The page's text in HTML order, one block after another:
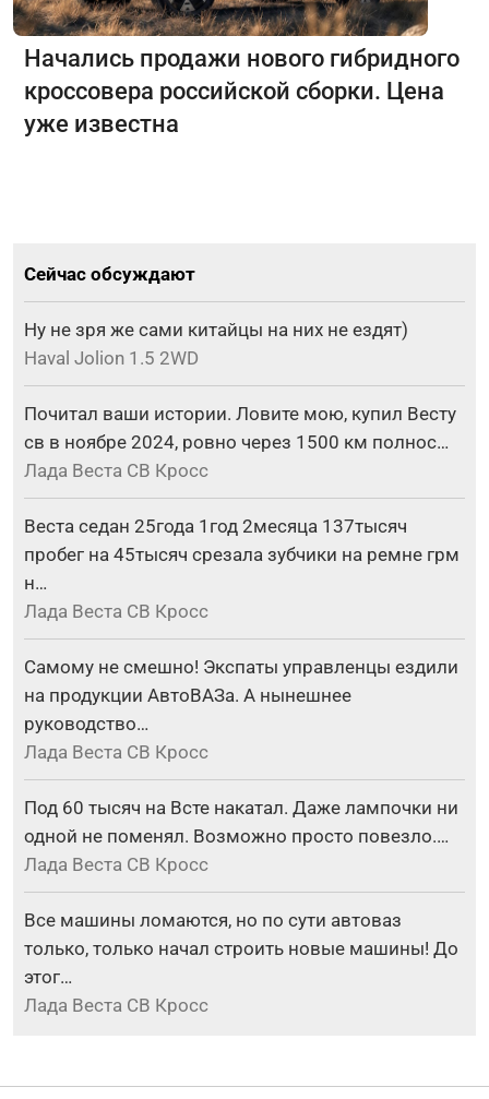
Начались продажи нового гибридного
кроссовера российской сборки. Цена
уже известна
Сейчас обсуждают
Ну не зря же сами китайцы на них не ездят)
Haval Jolion 1.5 2WD
Почитал ваши истории. Ловите мою, купил Весту
св в ноябре 2024, ровно через 1500 км полнос…
Лада Веста СВ Кросс
Веста седан 25года 1год 2месяца 137тысяч
пробег на 45тысяч срезала зубчики на ремне грм
н…
Лада Веста СВ Кросс
Самому не смешно! Экспаты управленцы ездили
на продукции АвтоВАЗа. А нынешнее
руководство…
Лада Веста СВ Кросс
Под 60 тысяч на Всте накатал. Даже лампочки ни
одной не поменял. Возможно просто повезло.…
Лада Веста СВ Кросс
Все машины ломаются, но по сути автоваз
только, только начал строить новые машины! До
этог…
Лада Веста СВ Кросс